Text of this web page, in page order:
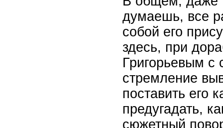
думаешь, все
собой его
здесь, при
Григорьевым с
стремление
поставить его
предугадать,
сюжетный